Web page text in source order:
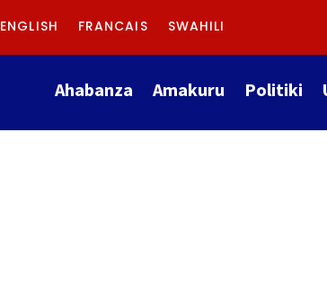
ENGLISH FRANCAIS SWAHILI
Ahabanza Amakuru Politiki